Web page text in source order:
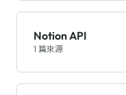
Notion API
1 篇來源